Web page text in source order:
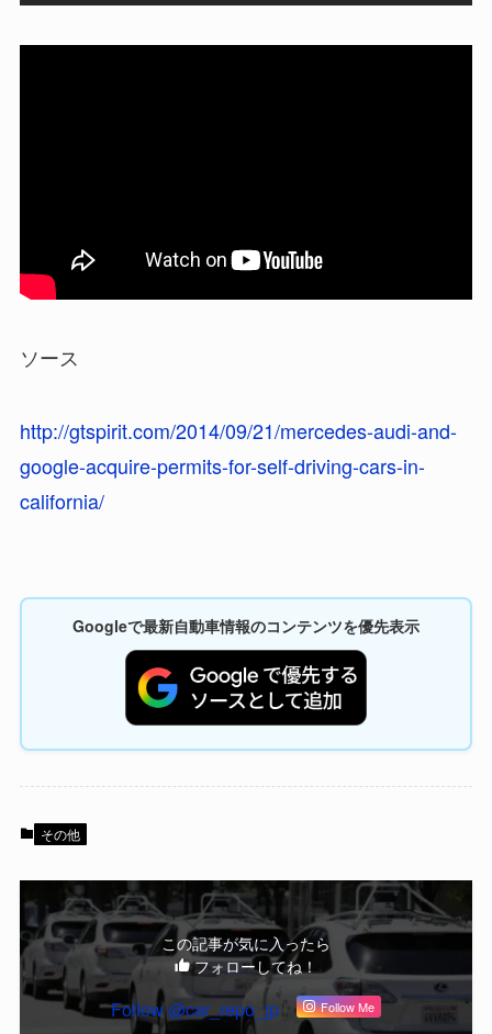
ソース
http://gtspirit.com/2014/09/21/mercedes-audi-and-
google-acquire-permits-for-self-driving-cars-in-
california/
Googleで最新自動車情報のコンテンツを優先表示
その他
この記事が気に入ったら
フォローしてね！
Follow @car_repo_jp Follow Me